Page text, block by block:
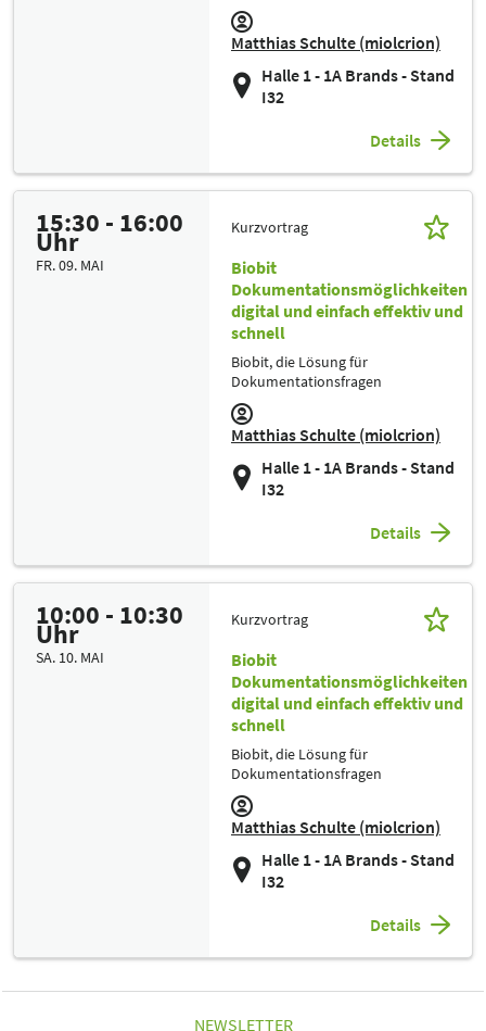
Matthias Schulte (miolcrion)
Halle 1 - 1A Brands - Stand
I32
Details
15:30 - 16:00
Uhr
FR. 09. MAI
Kurzvortrag
Biobit
Dokumentationsmöglichkeiten
digital und einfach effektiv und
schnell
Biobit, die Lösung für
Dokumentationsfragen
Matthias Schulte (miolcrion)
Halle 1 - 1A Brands - Stand
I32
Details
10:00 - 10:30
Uhr
SA. 10. MAI
Kurzvortrag
Biobit
Dokumentationsmöglichkeiten
digital und einfach effektiv und
schnell
Biobit, die Lösung für
Dokumentationsfragen
Matthias Schulte (miolcrion)
Halle 1 - 1A Brands - Stand
I32
Details
NEWSLETTER